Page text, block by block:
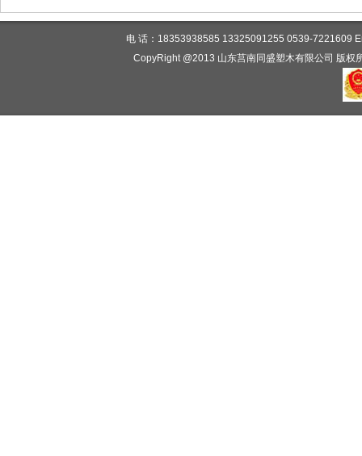
电 话：18353938585 13325091255 0539-7221609
CopyRight @2013 山东莒南同盛塑木有限公司 版